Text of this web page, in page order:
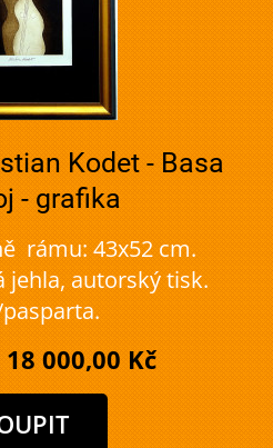
Kodet - Basa
- grafika
rámu: 43x52 cm.
jehla, autorský tisk.
18 000,00 Kč